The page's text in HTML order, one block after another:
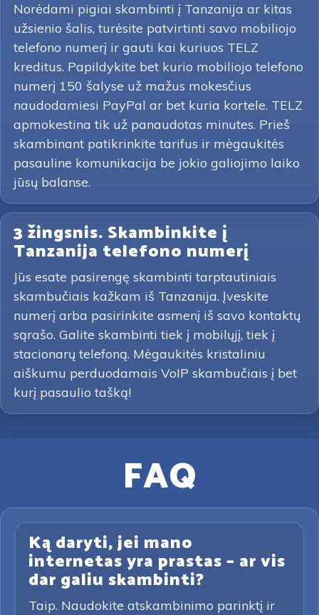
Norėdami pigiai skambinti į Tanzanija ar kitas
užsienio šalis, turėsite patvirtinti savo mobiliojo
telefono numerį ir gauti kai kuriuos TELZ
kreditus. Papildykite bet kurio mobiliojo telefono
numerį 150 šalyse už mažus mokesčius
naudodamiesi PayPal ar bet kuria kortele. TELZ
apmokestina tik už panaudotas minutes. Prieš
skambinant patikrinkite tarifus ir mėgaukitės
pasauline komunikacija be jokio galiojimo laiko
jūsų balanse.
3 žingsnis. Skambinkite į
Tanzanija telefono numerį
Jūs esate pasirengę skambinti tarptautiniais
skambučiais kažkam iš Tanzanija. Įveskite
numerį arba pasirinkite asmenį iš savo kontaktų
sąrašo. Galite skambinti tiek į mobilųjį, tiek į
stacionarų telefoną. Mėgaukitės kristaliniu
aiškumu perduodamais VoIP skambučiais į bet
kurį pasaulio tašką!
FAQ
Ką daryti, jei mano
internetas yra prastas – ar vis
dar galiu skambinti?
Taip. Naudokite atskambinimo parinktį ir